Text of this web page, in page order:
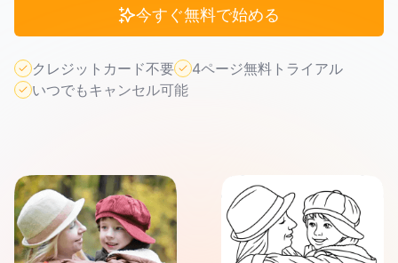
今すぐ無料で始める
クレジットカード不要
4ページ無料トライアル
いつでもキャンセル可能